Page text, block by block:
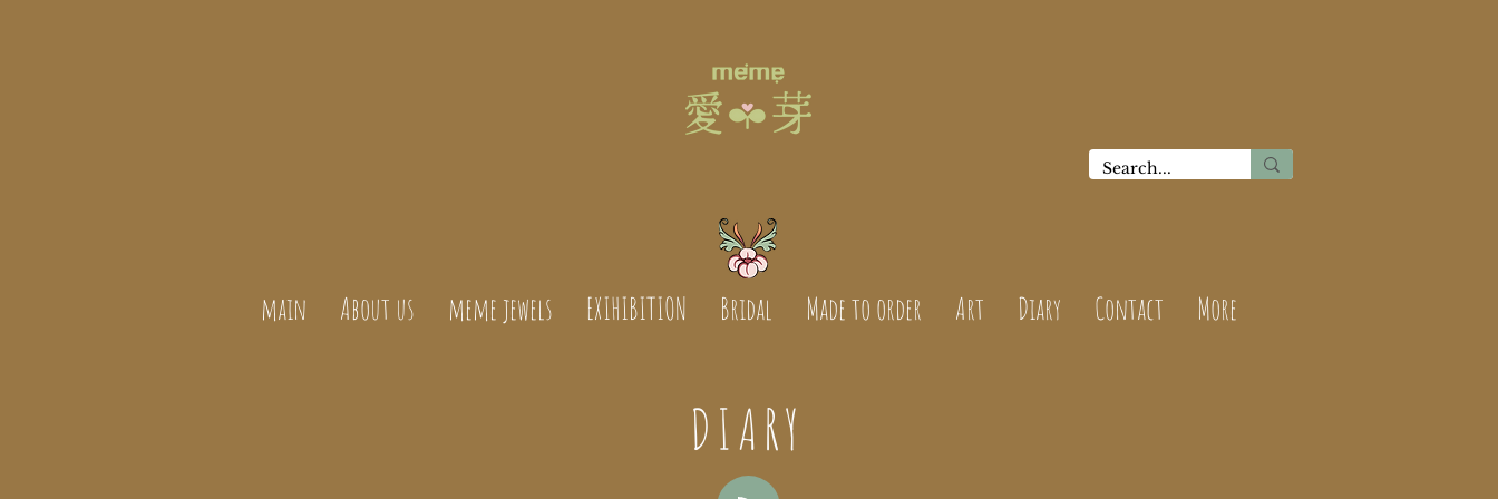
main About us meme jewels EXIHIBITION Bridal Made to order Art Diary Contact More
DIARY